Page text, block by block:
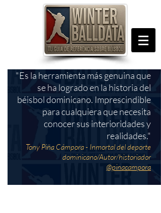
"Es la herramienta más genuina que
se ha logrado en la historia del
béisbol dominicano. Imprescindible
para cualquiera que necesita
conocer sus interioridades y
realidades."
Tony Piña Cámpora - Inmortal del deporte
dominicano/Autor/historiador
@pinacampora